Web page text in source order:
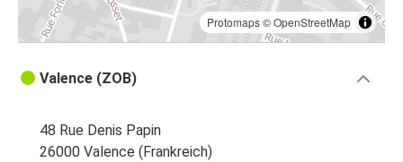
Protomaps©OpenStreetMap
Valence (ZOB)
48 Rue Denis Papin
26000 Valence (Frankreich)